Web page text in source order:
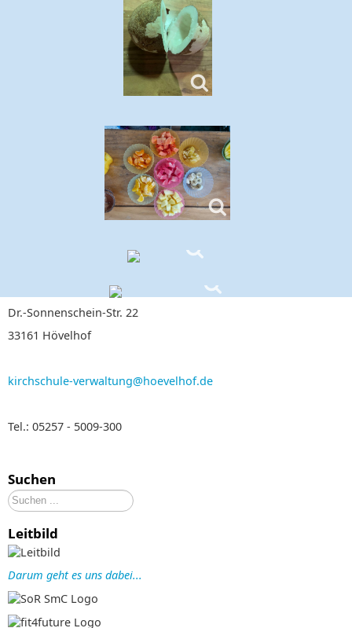
Dr.-Sonnenschein-Str. 22
33161 Hövelhof
kirchschule-verwaltung@hoevelhof.de
Tel.: 05257 - 5009-300
Suchen
Suchen
...
Leitbild
Darum geht es uns dabei...